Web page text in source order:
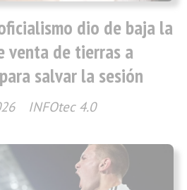
dio de baja la
venta de tierras a
salvar la sesión
INFOtec 4.0